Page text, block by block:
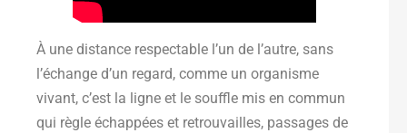
À une distance respectable l’un de l’autre, sans
l’échange d’un regard, comme un organisme
vivant, c’est la ligne et le souffle mis en commun
qui règle échappées et retrouvailles, passages de